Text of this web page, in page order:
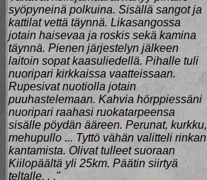
syöpyneinä polkuina. Sisällä sangot ja
kattilat vettä täynnä. Likasangossa
jotain haisevaa ja roskis sekä kamina
täynnä. Pienen järjestelyn jälkeen
laitoin sopat kaasuliedellä. Pihalle tuli
nuoripari kirkkaissa vaatteissaan.
Rupesivat nuotiolla jotain
puuhastelemaan. Kahvia hörppiessäni
nuoripari raahasi ruokatarpeensa
sisälle pöydän ääreen. Perunat, kurkku,
mehupullo ... Tyttö vähän valitteli rinkan
kantamista. Olivat tulleet suoraan
Kiilopäältä yli 25km. Päätin siirtyä
teltalle. . ."